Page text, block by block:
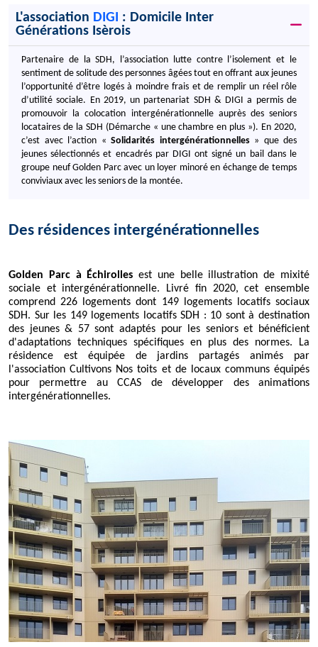
L'association DIGI : Domicile Inter
Générations Isèrois
Partenaire de la SDH, l’association lutte contre l’isolement et le
sentiment de solitude des personnes âgées tout en offrant aux jeunes
l’opportunité d’être logés à moindre frais et de remplir un réel rôle
d’utilité sociale. En 2019, un partenariat SDH & DIGI a permis de
promouvoir la colocation intergénérationnelle auprès des seniors
locataires de la SDH (Démarche « une chambre en plus »). En 2020,
c’est avec l’action « Solidarités intergénérationnelles» que des
jeunes sélectionnés et encadrés par DIGI ont signé un bail dans le
groupe neuf Golden Parc avec un loyer minoré en échange de temps
conviviaux avec les seniors de la montée.
Des résidences intergénérationnelles
Golden Parc à Échirolles est une belle illustration de mixité
sociale et intergénérationnelle. Livré fin 2020, cet ensemble
comprend 226 logements dont 149 logements locatifs sociaux
SDH. Sur les 149 logements locatifs SDH : 10 sont à destination
des jeunes & 57 sont adaptés pour les seniors et bénéficient
d'adaptations techniques spécifiques en plus des normes. La
résidence est équipée de jardins partagés animés par
l'association Cultivons Nos toits et de locaux communs équipés
pour permettre au CCAS de développer des animations
intergénérationnelles.